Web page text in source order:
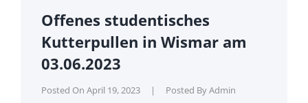
Offenes studentisches
Kutterpullen in Wismar am
03.06.2023
Posted On April 19, 2023 | Posted ByAdmin